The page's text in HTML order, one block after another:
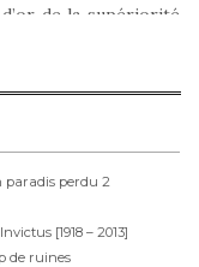
d’or de la supériorité
paradis perdu 2
[1918 – 2013]
de ruines